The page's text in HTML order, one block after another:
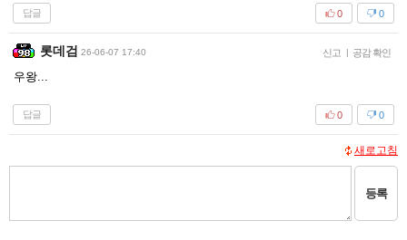
답글 0
0
롯데검 26-06-07 17:40 신고 | 공감 확인
우왕...
답글 0
0
새로고침
등록